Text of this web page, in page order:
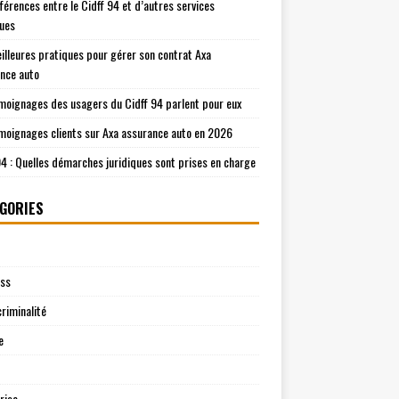
entre le Cidff 94 et d’autres services
pratiques pour gérer son contrat Axa
auto
des usagers du Cidff 94 parlent pour eux
clients sur Axa assurance auto en 2026
: Quelles démarches juridiques sont prises en charge